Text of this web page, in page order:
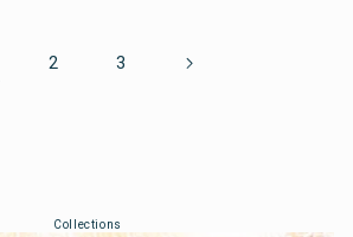
2 3
Collections